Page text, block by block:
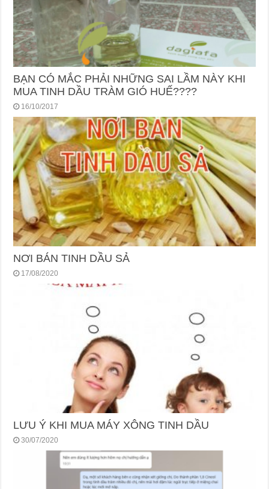
BẠN CÓ MẮC PHẢI NHỮNG SAI LẦM NÀY KHI
MUA TINH DẦU TRÀM GIÓ HUẾ????
16/10/2017
NƠI BÁN TINH DẦU SẢ
17/08/2020
LƯU Ý KHI MUA MÁY XÔNG TINH DẦU
30/07/2020